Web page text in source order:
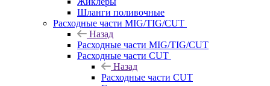
Шланги поливочные
Расходные части MIG/TIG/CUT
Назад
Расходные части MIG/TIG/CUT
Расходные части CUT
Назад
Расходные части CUT